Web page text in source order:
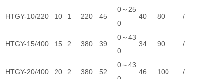
HTGY-10/220 10 1 220 45
0～25
0
40 80 /
HTGY-15/400 15 2 380 39
0～43
0
34 90 /
HTGY-20/400 20 2 380 52
0～43
46 100 /